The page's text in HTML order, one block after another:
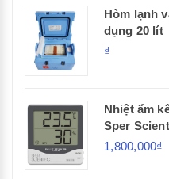
Hòm lạnh
dụng 20 lít
₫
Nhiệt ẩm
Sper
1,800,000₫